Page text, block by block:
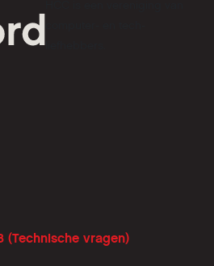
liefhebbers.
(Technische vragen)